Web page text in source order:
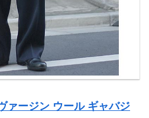
ァージン ウール ギャバジ